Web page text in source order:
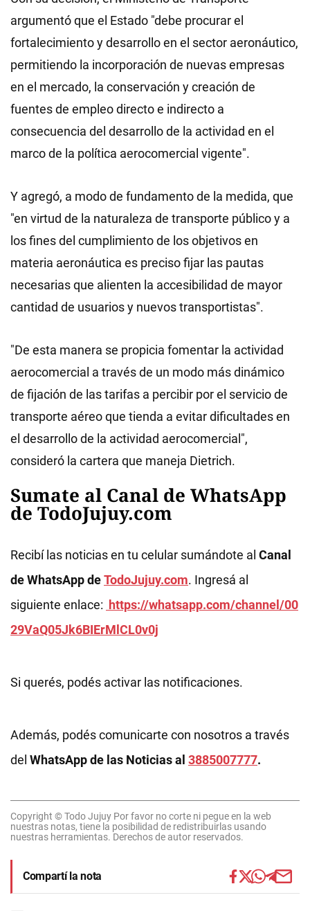
argumentó que el Estado "debe procurar el
fortalecimiento y desarrollo en el sector aeronáutico,
permitiendo la incorporación de nuevas empresas
en el mercado, la conservación y creación de
fuentes de empleo directo e indirecto a
consecuencia del desarrollo de la actividad en el
marco de la política aerocomercial vigente".
Y agregó, a modo de fundamento de la medida, que
"en virtud de la naturaleza de transporte público y a
los fines del cumplimiento de los objetivos en
materia aeronáutica es preciso fijar las pautas
necesarias que alienten la accesibilidad de mayor
cantidad de usuarios y nuevos transportistas".
"De esta manera se propicia fomentar la actividad
aerocomercial a través de un modo más dinámico
de fijación de las tarifas a percibir por el servicio de
transporte aéreo que tienda a evitar dificultades en
el desarrollo de la actividad aerocomercial",
consideró la cartera que maneja Dietrich.
Sumate al Canal de WhatsApp
de TodoJujuy.com
Recibí las noticias en tu celular sumándote al Canal
de WhatsApp deTodoJujuy.com. Ingresá al
siguiente enlace: https://whatsapp.com/channel/00
29VaQ05Jk6BIErMlCL0v0j
Si querés, podés activar las notificaciones.
Además, podés comunicarte con nosotros a través
del WhatsApp de las Noticias al 3885007777.
Copyright © Todo Jujuy Por favor no corte ni pegue en la web
nuestras notas, tiene la posibilidad de redistribuirlas usando
nuestras herramientas. Derechos de autor reservados.
Compartí la nota